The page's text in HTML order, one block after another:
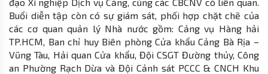
Buổi diễn tập còn có sự giám sát, phối hợp chặt chẽ của
các cơ quan quản lý Nhà nước gồm: Cảng vụ Hàng hải
TP.HCM, Ban chỉ huy Biên phòng Cửa khẩu Cảng Bà Rịa –
Vũng Tàu, Hải quan Cửa khẩu, Đội CSGT Đường thủy, Công
an Phường Rạch Dừa và Đội Cảnh sát PCCC & CNCH Khu